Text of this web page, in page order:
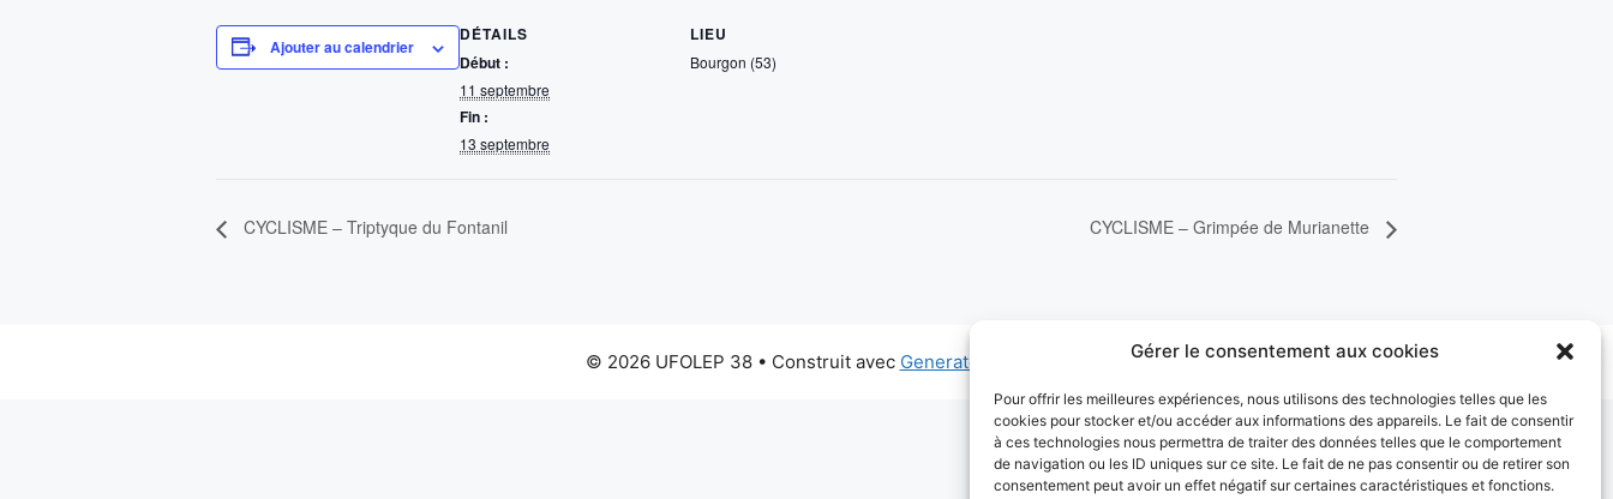
Gérer le consentement aux cookies
Pour offrir les meilleures expériences, nous utilisons des technologies telles que les
cookies pour stocker et/ou accéder aux informations des appareils. Le fait de consentir
à ces technologies nous permettra de traiter des données telles que le comportement
de navigation ou les ID uniques sur ce site. Le fait de ne pas consentir ou de retirer son
consentement peut avoir un effet négatif sur certaines caractéristiques et fonctions.
Ajouter au calendrier
DÉTAILS
Début :
11 septembre
Fin :
13 septembre
LIEU
Bourgon (53)
CYCLISME – Triptyque du Fontanil CYCLISME – Grimpée de Murianette
© 2026 UFOLEP 38• Construit avec GeneratePress